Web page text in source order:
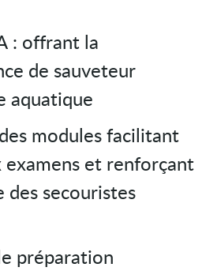
: offrant la
de sauveteur
aquatique
modules facilitant
examens et renforçant
des secouristes
préparation